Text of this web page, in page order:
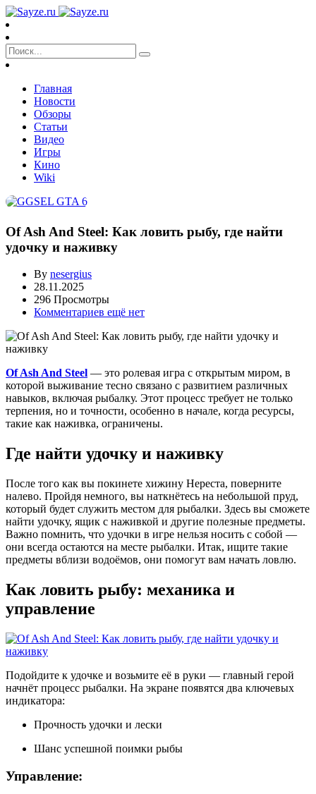
Главная
Новости
Обзоры
Статьи
Видео
Игры
Кино
Wiki
Of Ash And Steel: Как ловить рыбу, где найти
удочку и наживку
By nesergius
28.11.2025
296 Просмотры
Комментариев ещё нет
Of Ash And Steel — это ролевая игра с открытым миром, в
которой выживание тесно связано с развитием различных
навыков, включая рыбалку. Этот процесс требует не только
терпения, но и точности, особенно в начале, когда ресурсы,
такие как наживка, ограничены.
Где найти удочку и наживку
После того как вы покинете хижину Нереста, поверните
налево. Пройдя немного, вы наткнётесь на небольшой пруд,
который будет служить местом для рыбалки. Здесь вы сможете
найти удочку, ящик с наживкой и другие полезные предметы.
Важно помнить, что удочки в игре нельзя носить с собой —
они всегда остаются на месте рыбалки. Итак, ищите такие
предметы вблизи водоёмов, они помогут вам начать ловлю.
Как ловить рыбу: механика и
управление
Подойдите к удочке и возьмите её в руки — главный герой
начнёт процесс рыбалки. На экране появятся два ключевых
индикатора:
Прочность удочки и лески
Шанс успешной поимки рыбы
Управление: